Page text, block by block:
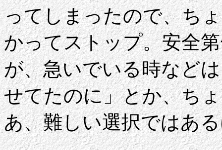
ってしまったので、ち
かってストップ。安全
が、急いでいる時など
せてたのに」とか、ち
あ、難しい選択ではあ